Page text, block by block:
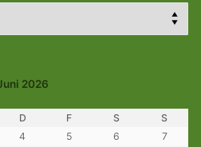
2026
D F S
S
4 5 6
7